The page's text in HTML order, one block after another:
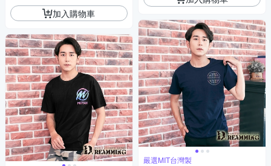
加入購物車
嚴選MIT台灣製